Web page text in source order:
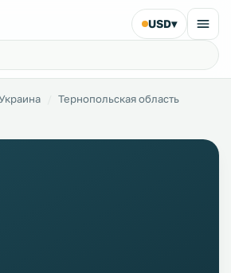
USD▾
Тернопольская область